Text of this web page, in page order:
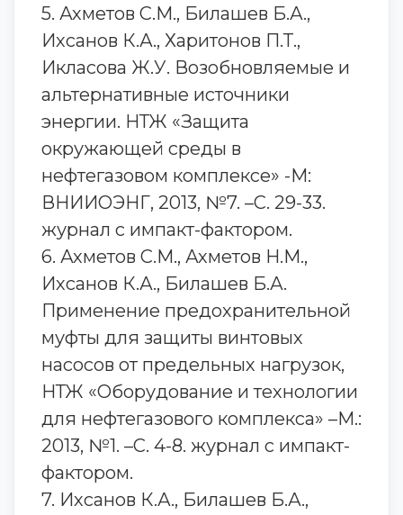
5. Ахметов С.М., Билашев Б.А.,
Ихсанов К.А., Харитонов П.Т.,
Икласова Ж.У. Возобновляемые и
альтернативные источники
энергии. НТЖ «Защита
окружающей среды в
нефтегазовом комплексе» -М:
ВНИИОЭНГ, 2013, №7. –С. 29-33.
журнал с импакт-фактором.
6. Ахметов С.М., Ахметов Н.М.,
Ихсанов К.А., Билашев Б.А.
Применение предохранительной
муфты для защиты винтовых
насосов от предельных нагрузок,
НТЖ «Оборудование и технологии
для нефтегазового комплекса» –М.:
2013, №1. –С. 4-8. журнал с импакт-
фактором.
7. Ихсанов К.А., Билашев Б.А.,